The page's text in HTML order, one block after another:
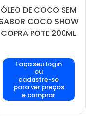
ÓLEO DE COCO SEM
SABOR COCO SHOW
COPRA POTE 200ML
Faça seu login
ou
cadastre-se
para ver preços
e comprar